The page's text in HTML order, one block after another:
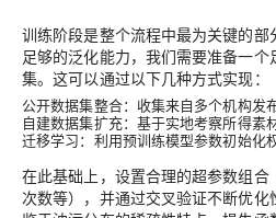
训练阶段是整个流程中最为关键的
足够的泛化能力，我们需要准备一
集。这可以通过以下几种方式实现：
公开数据集整合：收集来自多个机构发
自建数据集扩充：基于实地考察所得素
迁移学习：利用预训练模型参数初始化
在此基础上，设置合理的超参数组
次数等），并通过交叉验证不断优化